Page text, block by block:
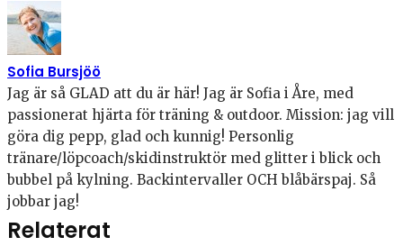
Sofia Bursjöö
Jag är så GLAD att du är här! Jag är Sofia i Åre, med
passionerat hjärta för träning & outdoor. Mission: jag vill
göra dig pepp, glad och kunnig! Personlig
tränare/löpcoach/skidinstruktör med glitter i blick och
bubbel på kylning. Backintervaller OCH blåbärspaj. Så
jobbar jag!
Relaterat